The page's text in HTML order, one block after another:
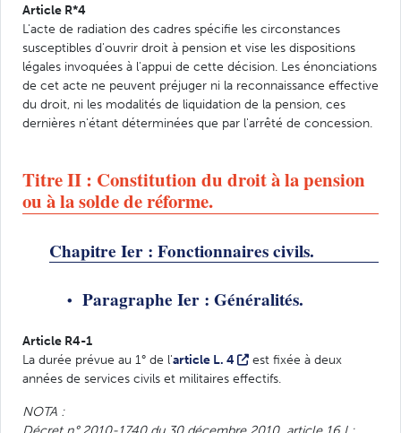
Article R*4
L'acte de radiation des cadres spécifie les circonstances
susceptibles d'ouvrir droit à pension et vise les dispositions
légales invoquées à l'appui de cette décision. Les énonciations
de cet acte ne peuvent préjuger ni la reconnaissance effective
du droit, ni les modalités de liquidation de la pension, ces
dernières n'étant déterminées que par l'arrêté de concession.
Titre II : Constitution du droit à la pension
ou à la solde de réforme.
Chapitre Ier : Fonctionnaires civils.
Paragraphe Ier : Généralités.
Article R4-1
La durée prévue au 1° de l'article L. 4
est fixée à deux
années de services civils et militaires effectifs.
NOTA :